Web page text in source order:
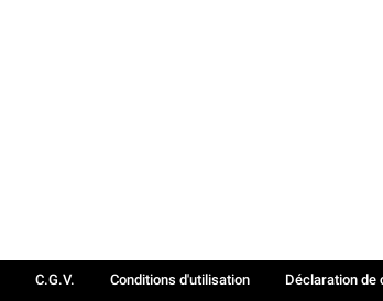
C.G.V. Conditions d'utilisation Déclaration de